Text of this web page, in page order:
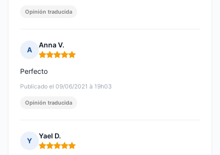
Opinión traducida
A
Anna V.
Nota: 5 de 5
Publicado el 09/06/2021 à 19h03
Perfecto
Opinión traducida
Y
Yael D.
Nota: 5 de 5